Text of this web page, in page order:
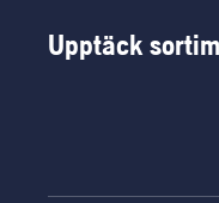
Upptäck